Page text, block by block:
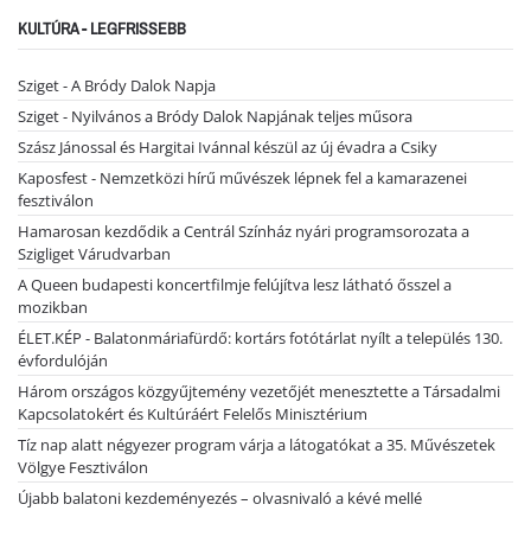
KULTÚRA - LEGFRISSEBB
Sziget - A Bródy Dalok Napja
Sziget - Nyilvános a Bródy Dalok Napjának teljes műsora
Szász Jánossal és Hargitai Ivánnal készül az új évadra a Csiky
Kaposfest - Nemzetközi hírű művészek lépnek fel a kamarazenei
fesztiválon
Hamarosan kezdődik a Centrál Színház nyári programsorozata a
Szigliget Várudvarban
A Queen budapesti koncertfilmje felújítva lesz látható ősszel a
mozikban
ÉLET.KÉP - Balatonmáriafürdő: kortárs fotótárlat nyílt a település 130.
évfordulóján
Három országos közgyűjtemény vezetőjét menesztette a Társadalmi
Kapcsolatokért és Kultúráért Felelős Minisztérium
Tíz nap alatt négyezer program várja a látogatókat a 35. Művészetek
Völgye Fesztiválon
Újabb balatoni kezdeményezés – olvasnivaló a kévé mellé